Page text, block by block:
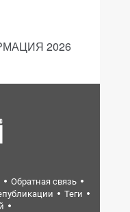
2026
Обратная связь
Теги